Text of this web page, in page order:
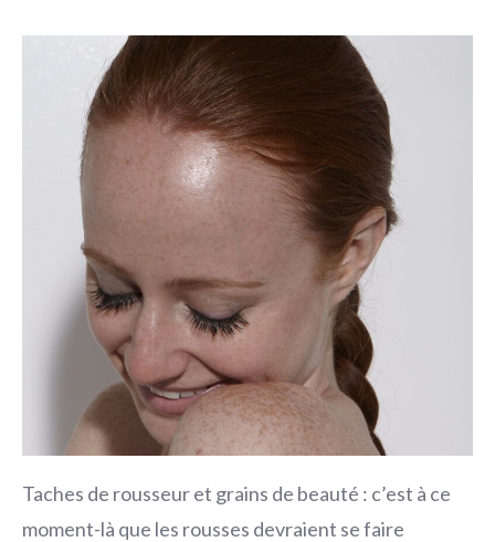
Taches de rousseur et grains de beauté : c’est à ce
moment-là que les rousses devraient se faire